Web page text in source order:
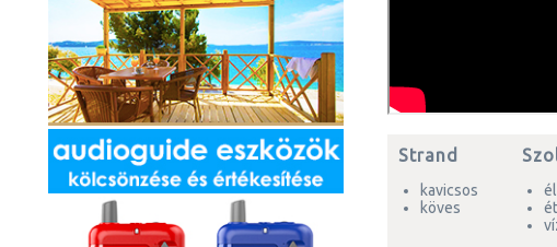
Strand
kavicsos
köves